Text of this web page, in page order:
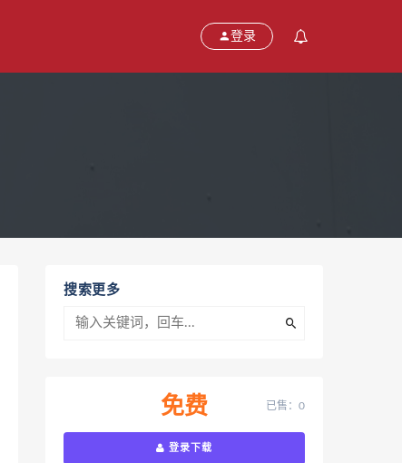
登录
搜索更多
免费 已售：0
登录下载